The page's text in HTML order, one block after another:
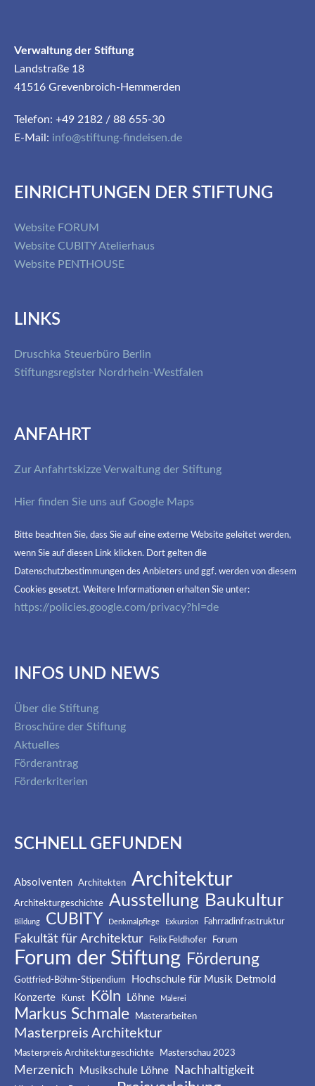
Verwaltung der Stiftung
Landstraße 18
41516 Grevenbroich-Hemmerden
Telefon: +49 2182 / 88 655-30
E-Mail: info@stiftung-findeisen.de
EINRICHTUNGEN DER STIFTUNG
Website FORUM
Website CUBITY Atelierhaus
Website PENTHOUSE
LINKS
Druschka Steuerbüro Berlin
Stiftungsregister Nordrhein-Westfalen
ANFAHRT
Zur Anfahrtskizze Verwaltung der Stiftung
Hier finden Sie uns auf Google Maps
Bitte beachten Sie, dass Sie auf eine externe Website geleitet werden,
wenn Sie auf diesen Link klicken. Dort gelten die
Datenschutzbestimmungen des Anbieters und ggf. werden von diesem
Cookies gesetzt. Weitere Informationen erhalten Sie unter:
https://policies.google.com/privacy?hl=de
INFOS UND NEWS
Über die Stiftung
Broschüre der Stiftung
Aktuelles
Förderantrag
Förderkriterien
SCHNELL GEFUNDEN
Absolventen Architekten Architektur
Architekturgeschichte Ausstellung Baukultur
Bildung CUBITY Denkmalpflege Exkursion Fahrradinfrastruktur
Fakultät für Architektur Felix Feldhofer Forum
Forum der Stiftung Förderung
Gottfried-Böhm-Stipendium
Hochschule für Musik Detmold
Konzerte
Kunst Köln Löhne Malerei
Markus Schmale Masterarbeiten
Masterpreis Architektur
Masterpreis Architekturgeschichte Masterschau 2023
Merzenich Musikschule Löhne Nachhaltigkeit